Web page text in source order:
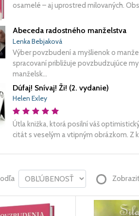
osamelé – aj uprostred milovaných.
Abeceda radostného manželstva
Lenka Bebjaková
Výber povzbudení a myšlienok o
spracovaní približuje povzbudzujúce
manželsk...
Dúfaj! Snívaj! Ži! (2. vydanie)
Helen Exley
Útla knižka, ktorá posilní váš
citát s veselým a vtipným obrázkom. Z